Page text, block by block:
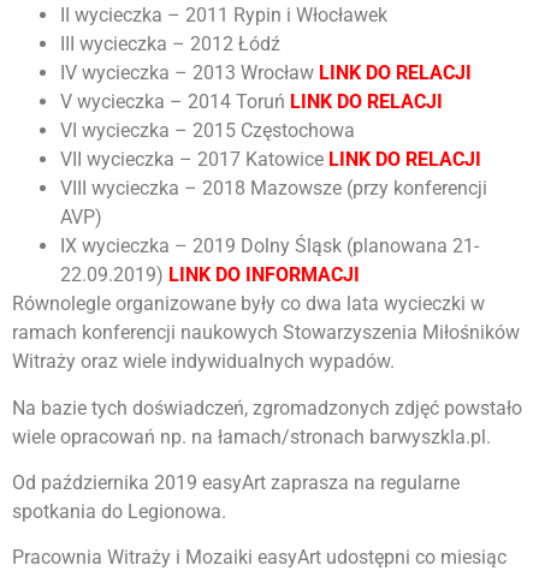
II wycieczka – 2011 Rypin i Włocławek
III wycieczka – 2012 Łódź
IV wycieczka – 2013 Wrocław LINK DO RELACJI
V wycieczka – 2014 Toruń LINK DO RELACJI
VI wycieczka – 2015 Częstochowa
VII wycieczka – 2017 Katowice LINK DO RELACJI
VIII wycieczka – 2018 Mazowsze (przy konferencji
AVP)
IX wycieczka – 2019 Dolny Śląsk (planowana 21-
22.09.2019) LINK DO INFORMACJI
Równolegle organizowane były co dwa lata wycieczki w
ramach konferencji naukowych Stowarzyszenia Miłośników
Witraży oraz wiele indywidualnych wypadów.
Na bazie tych doświadczeń, zgromadzonych zdjęć powstało
wiele opracowań np. na łamach/stronach barwyszkla.pl.
Od października 2019 easyArt zaprasza na regularne
spotkania do Legionowa.
Pracownia Witraży i Mozaiki easyArt udostępni co miesiąc